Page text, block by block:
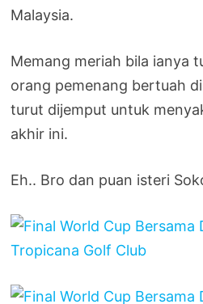
Malaysia.
Memang meriah bila ianya
orang pemenang bertuah
turut dijemput untuk
akhir ini.
Eh.. Bro dan puan isteri